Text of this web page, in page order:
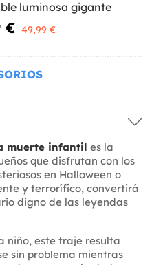
luminosa gigante
€ 49,99 €
muerte infantil es la
que disfrutan con los
en Halloween o
y terrorífico, convertirá
digno de las leyendas
niño, este traje resulta
sin problema mientras